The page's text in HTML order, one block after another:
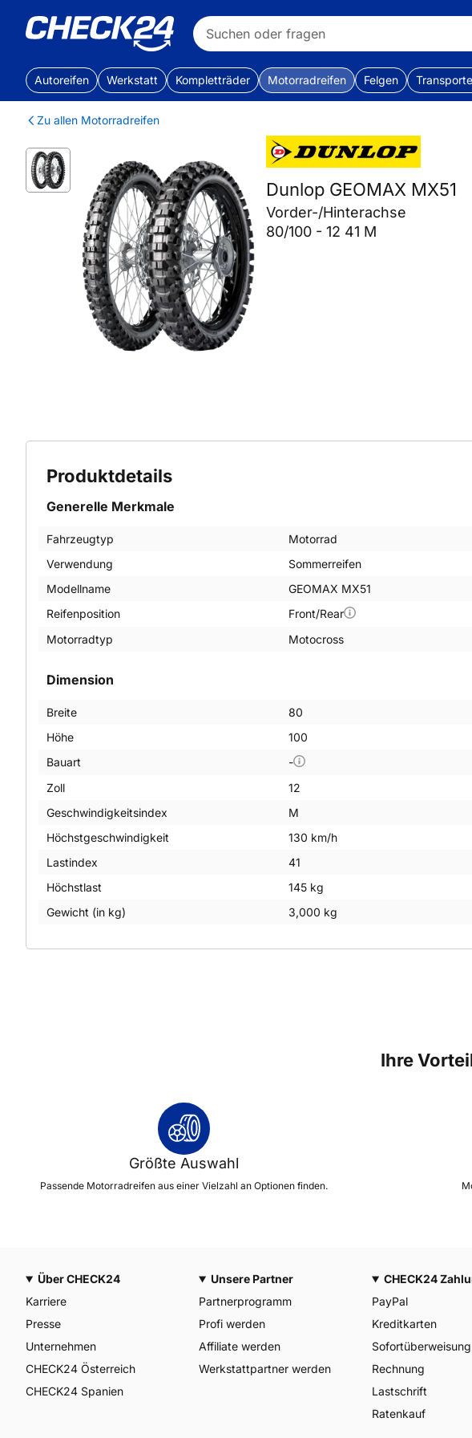
Autoreifen Werkstatt Kompletträder Motorradreifen Felgen
Zu allen Motorradreifen
Dunlop GEOMAX MX51
Vorder-/Hinterachse
80/100 - 12 41 M
Produktdetails
Dimension
Breite
80
Höhe
100
Bauart
-
Zoll
12
Geschwindigkeitsindex
M
Höchstgeschwindigkeit
130 km/h
Lastindex
41
Höchstlast
145 kg
Gewicht (in kg)
3,000 kg
Generelle Merkmale
Fahrzeugtyp
Motorrad
Verwendung
Sommerreifen
Modellname
GEOMAX MX51
Reifenposition
Front/Rear
Motorradtyp
Motocross
Ihre
Größte Auswahl
Passende Motorradreifen aus einer Vielzahl an Optionen finden.
Über CHECK24
Karriere
Presse
Unternehmen
CHECK24 Österreich
CHECK24 Spanien
Unsere Partner
Partnerprogramm
Profi werden
Affiliate werden
Werkstattpartner werden
CHECK24
PayPal
Kreditkarten
Sofortüberweisung
Rechnung
Lastschrift
Ratenkauf